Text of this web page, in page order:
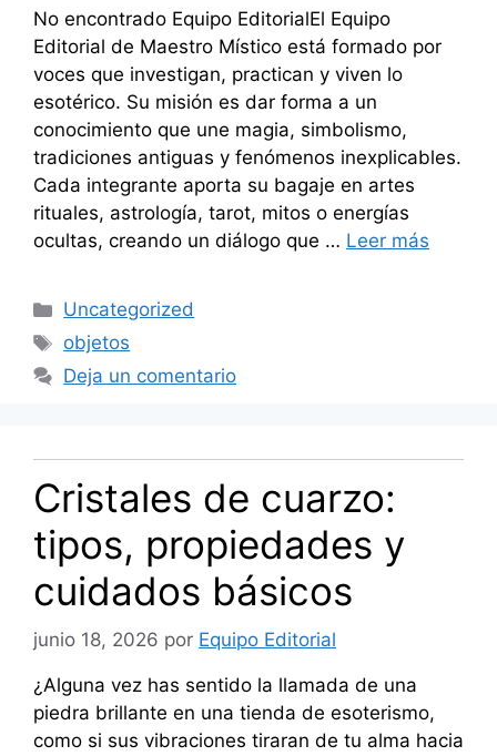
No encontrado Equipo EditorialEl Equipo
Editorial de Maestro Místico está formado por
voces que investigan, practican y viven lo
esotérico. Su misión es dar forma a un
conocimiento que une magia, simbolismo,
tradiciones antiguas y fenómenos inexplicables.
Cada integrante aporta su bagaje en artes
rituales, astrología, tarot, mitos o energías
ocultas, creando un diálogo que … Leer más
Categorías
Uncategorized
Etiquetas
objetos
Deja un comentario
Cristales de cuarzo:
tipos, propiedades y
cuidados básicos
junio 18, 2026 por Equipo Editorial
¿Alguna vez has sentido la llamada de una
piedra brillante en una tienda de esoterismo,
como si sus vibraciones tiraran de tu alma hacia